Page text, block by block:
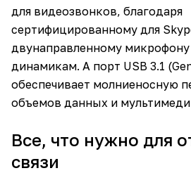
для видеозвонков, благодаря
сертифицированному для
двунаправленному
динамикам. А порт USB 3.1
обеспечивает молниеносную
объемов данных и
Все, что нужно для
связи